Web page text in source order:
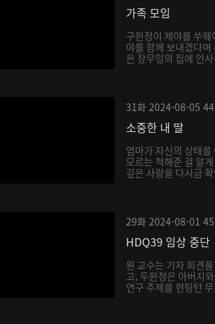
가족 모임
구윈정이 제야를 쑤
야를 함께 보내겠다
은 장무잉의 집에 인
31화 2024-08-05
소중한 내 딸
엄마가 자신의 상태
모르는 척해준 걸 알
깊은 사랑을 다시금
29화 2024-08-01
HDQ39 임상 중단
원 교수는 기자 회견
고, 두윈청은 아버지
연구 주제를 헌팅턴